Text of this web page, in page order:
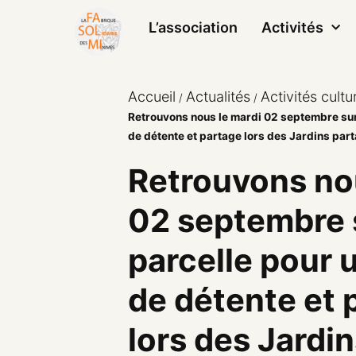
L’association Activités
Accueil / Actualités / Activités
Retrouvons nous le mardi 02 septembre
de détente et partage lors des Jardins
Retrouvons
02 septembre
parcelle pour
de détente et
lors des